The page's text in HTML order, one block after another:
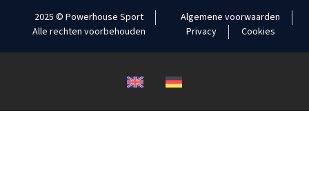
2025 © Powerhouse Sport
Alle rechten voorbehouden
Algemene voorwaarden
Privacy
Cookies